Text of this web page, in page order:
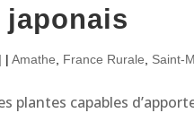
| |Amathe France Rurale Saint-
plantes capables